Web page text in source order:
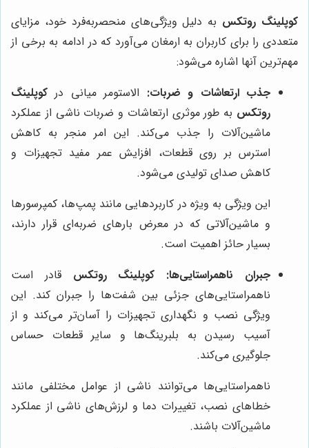
کوپلینگ روتکس به دلیل ویژگی‌های منحصربه‌فرد خود، مزایای
متعددی را برای کاربران به ارمغان می‌آورد که در ادامه به برخی از
مهم‌ترین آنها اشاره می‌شود:
جذب ارتعاشات و ضربات: الاستومر میانی در کوپلینگ
روتکس به طور موثری ارتعاشات و ضربات ناشی از عملکرد
ماشین‌آلات را جذب می‌کند. این امر منجر به کاهش
استرس بر روی قطعات، افزایش عمر مفید تجهیزات و
کاهش صدای تولیدی می‌شود.
این ویژگی به ویژه در کاربردهایی مانند پمپ‌ها، کمپرسورها
و ماشین‌آلاتی که در معرض بارهای ضربه‌ای قرار دارند،
بسیار حائز اهمیت است.
جبران ناهمراستایی‌ها:
کوپلینگ روتکس قادر است
ناهمراستایی‌های جزئی بین شفت‌ها را جبران کند. این
ویژگی نصب و نگهداری تجهیزات را آسان‌تر می‌کند و از
آسیب رسیدن به بلبرینگ‌ها و سایر قطعات حساس
جلوگیری می‌کند.
ناهمراستایی‌ها می‌توانند ناشی از عوامل مختلفی مانند
خطاهای نصب، تغییرات دما و لرزش‌های ناشی از عملکرد
ماشین‌آلات باشند.